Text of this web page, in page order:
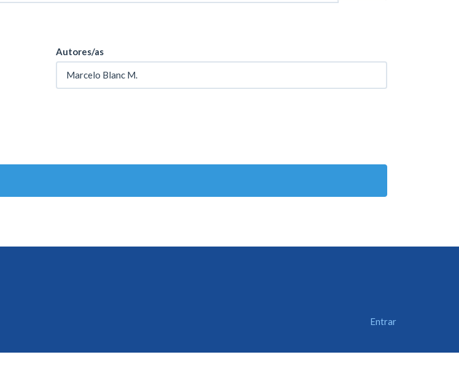
Autores/as
Entrar